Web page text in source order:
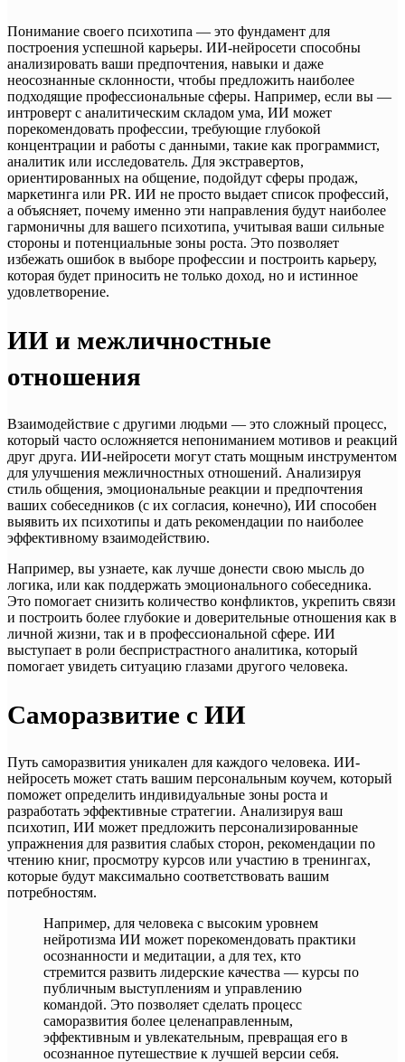
Понимание своего психотипа — это фундамент для
построения успешной карьеры. ИИ-нейросети способны
анализировать ваши предпочтения, навыки и даже
неосознанные склонности, чтобы предложить наиболее
подходящие профессиональные сферы. Например, если вы —
интроверт с аналитическим складом ума, ИИ может
порекомендовать профессии, требующие глубокой
концентрации и работы с данными, такие как программист,
аналитик или исследователь. Для экстравертов,
ориентированных на общение, подойдут сферы продаж,
маркетинга или PR. ИИ не просто выдает список профессий,
а объясняет, почему именно эти направления будут наиболее
гармоничны для вашего психотипа, учитывая ваши сильные
стороны и потенциальные зоны роста. Это позволяет
избежать ошибок в выборе профессии и построить карьеру,
которая будет приносить не только доход, но и истинное
удовлетворение.
ИИ и межличностные
отношения
Взаимодействие с другими людьми — это сложный процесс,
который часто осложняется непониманием мотивов и реакций
друг друга. ИИ-нейросети могут стать мощным инструментом
для улучшения межличностных отношений. Анализируя
стиль общения, эмоциональные реакции и предпочтения
ваших собеседников (с их согласия, конечно), ИИ способен
выявить их психотипы и дать рекомендации по наиболее
эффективному взаимодействию.
Например, вы узнаете, как лучше донести свою мысль до
логика, или как поддержать эмоционального собеседника.
Это помогает снизить количество конфликтов, укрепить связи
и построить более глубокие и доверительные отношения как в
личной жизни, так и в профессиональной сфере. ИИ
выступает в роли беспристрастного аналитика, который
помогает увидеть ситуацию глазами другого человека.
Саморазвитие с ИИ
Путь саморазвития уникален для каждого человека. ИИ-
нейросеть может стать вашим персональным коучем, который
поможет определить индивидуальные зоны роста и
разработать эффективные стратегии. Анализируя ваш
психотип, ИИ может предложить персонализированные
упражнения для развития слабых сторон, рекомендации по
чтению книг, просмотру курсов или участию в тренингах,
которые будут максимально соответствовать вашим
потребностям.
Например, для человека с высоким уровнем
нейротизма ИИ может порекомендовать практики
осознанности и медитации, а для тех, кто
стремится развить лидерские качества — курсы по
публичным выступлениям и управлению
командой. Это позволяет сделать процесс
саморазвития более целенаправленным,
эффективным и увлекательным, превращая его в
осознанное путешествие к лучшей версии себя.